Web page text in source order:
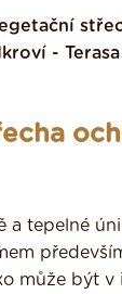
a tepelné
může být v